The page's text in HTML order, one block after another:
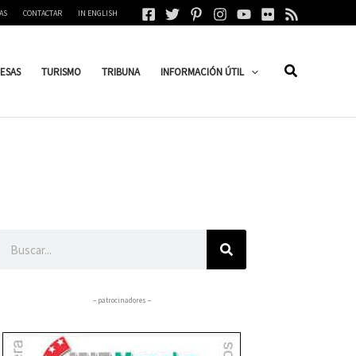
CONTACTAR IN ENGLISH
TURISMO TRIBUNA INFORMACIÓN ÚTIL
– patrocinadores –